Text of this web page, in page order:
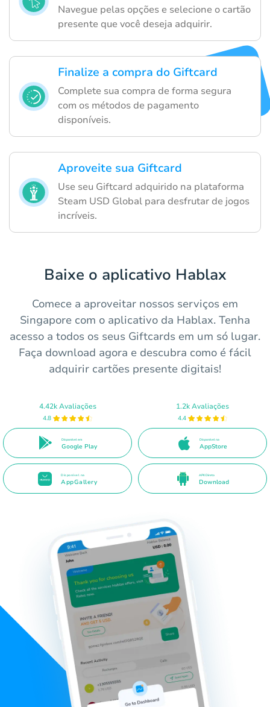
Navegue pelas opções e selecione o cartão
presente que você deseja adquirir.
Finalize a compra do Giftcard
Complete sua compra de forma segura
com os métodos de pagamento
disponíveis.
Aproveite sua Giftcard
Use seu Giftcard adquirido na plataforma
Steam USD Global para desfrutar de jogos
incríveis.
Baixe o aplicativo Hablax
Comece a aproveitar nossos serviços em
Singapore com o aplicativo da Hablax. Tenha
acesso a todos os seus Giftcards em um só lugar.
Faça download agora e descubra como é fácil
adquirir cartões presente digitais!
4.42k Avaliações
4.8
Disponível em
Google Play
1.2k Avaliações
4.4
Disponível na
AppStore
Disponível na
AppGallery
APK Direto
Download